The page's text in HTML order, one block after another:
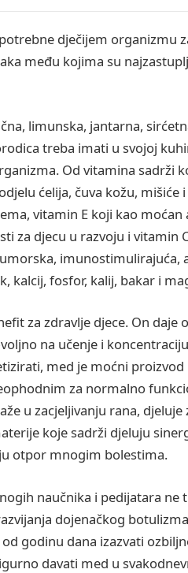
dječijem organizmu
među kojima su
limunska, jantarna,
treba imati u svojoj
Od vitamina sadrži
ćelija, čuva kožu, mišiće
vitamin E koji kao moćan
za djecu u razvoju i vitamin
imunostimulirajuća,
kalcij, fosfor, kalij, bakar i
za zdravlje djece. On daje
na učenje i
med je moćni proizvod
za normalno
u zacjeljivanju rana,
koje sadrži djeluju
otpor mnogim bolestima.
naučnika i pedijatara ne
dojenačkog
godinu dana izazvati
davati med u